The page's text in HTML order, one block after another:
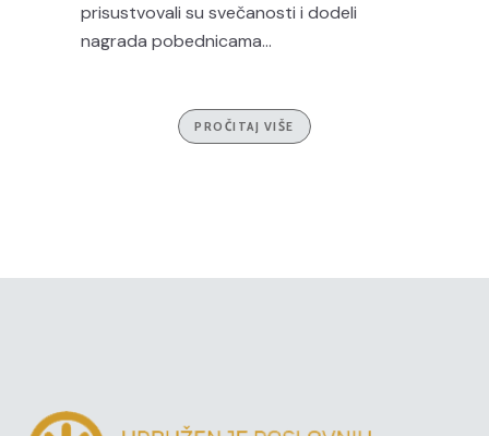
prisustvovali su svečanosti i dodeli
nagrada pobednicama...
PROČITAJ VIŠE